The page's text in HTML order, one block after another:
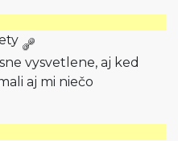
vysvetlene, aj ked
aj mi niečo